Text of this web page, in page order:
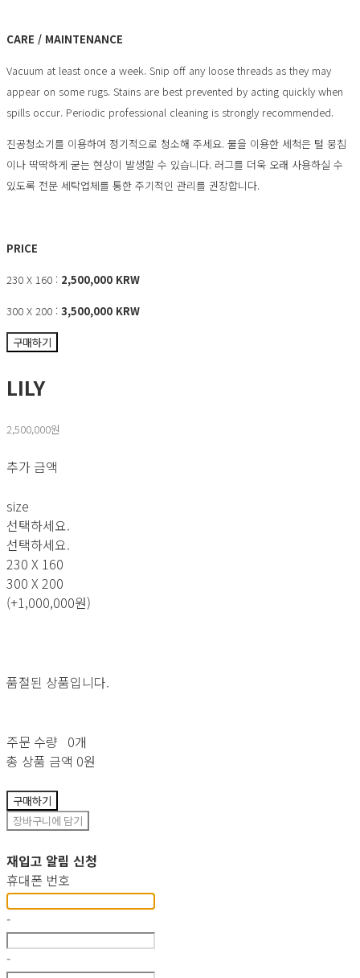
CARE / MAINTENANCE
Vacuum at least once a week. Snip off any loose threads as they may
appear on some rugs. Stains are best prevented by acting quickly when
spills occur. Periodic professional cleaning is strongly recommended.
진공청소기를 이용하여 정기적으로 청소해 주세요. 물을 이용한 세척은 털 뭉침
이나 딱딱하게 굳는 현상이 발생할 수 있습니다. 러그를 더욱 오래 사용하실 수
있도록 전문 세탁업체를 통한 주기적인 관리를 권장합니다.
PRICE
230 X 160 : 2,500,000 KRW
300 X 200 : 3,500,000 KRW
구매하기
LILY
2,500,000원
추가 금액
size
선택하세요.
선택하세요.
230 X 160
300 X 200
(+1,000,000원)
품절된 상품입니다.
주문 수량 0개
총 상품 금액 0원
구매하기
장바구니에 담기
재입고 알림 신청
휴대폰 번호
-
-